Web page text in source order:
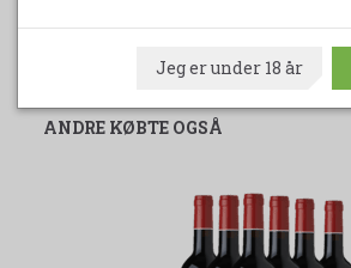
ANDRE KØBTE OGSÅ
Jeg er under 18 år